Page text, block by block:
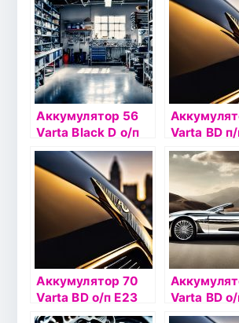
Аккумулятор 56
Varta Black D о/п
C14 (556 400)
Varta BD
(560 127)
Аккумулятор 70
Varta BD о/п Е23
(570 412)
Varta BD
(545 156)